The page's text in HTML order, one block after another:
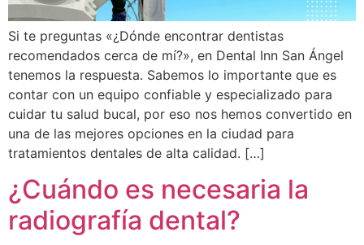
Si te preguntas «¿Dónde encontrar dentistas
recomendados cerca de mí?», en Dental Inn San Ángel
tenemos la respuesta. Sabemos lo importante que es
contar con un equipo confiable y especializado para
cuidar tu salud bucal, por eso nos hemos convertido en
una de las mejores opciones en la ciudad para
tratamientos dentales de alta calidad. […]
¿Cuándo es necesaria la
radiografía dental?